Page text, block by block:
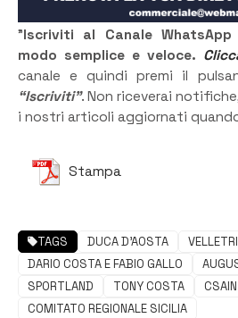
”Iscriviti al Canale
modo semplice e veloce.
canale e quindi premi il
“Iscriviti”. Non riceverai
i nostri articoli aggiornati
Stampa
TAGS DUCA D’AOSTA
DARIO COSTA E FABIO GALLO
SPORTLAND
TONY COSTA CSAIN
COMITATO REGIONALE SICILIA